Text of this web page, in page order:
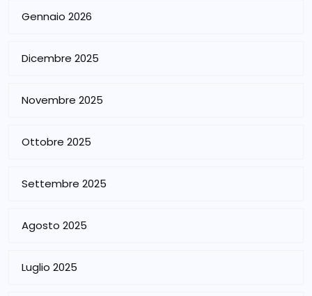
Gennaio 2026
Dicembre 2025
Novembre 2025
Ottobre 2025
Settembre 2025
Agosto 2025
Luglio 2025